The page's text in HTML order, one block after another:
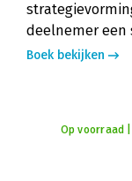
deelnemer een
Boek bekijken
Op voorraad